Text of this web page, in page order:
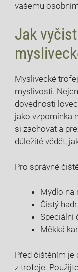
vašemu
Jak
Myslivecké
myslivosti.
dovednosti
jako vzpomínka
si zachovat a
důležité vědět,
Pro správné
Mýdlo na
Čistý
Speciální
Měkká
Před čištěním je
z trofeje.